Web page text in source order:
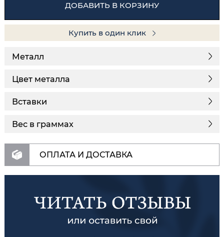
ДОБАВИТЬ В КОРЗИНУ
Купить в один клик
Металл
Цвет металла
Вставки
Вес в граммах
ОПЛАТА И ДОСТАВКА